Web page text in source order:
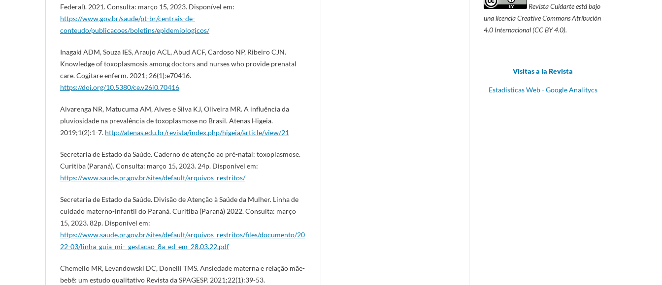
Federal). 2021. Consulta: março 15, 2023. Disponível em:
https://www.gov.br/saude/pt-br/centrais-de-
conteudo/publicacoes/boletins/epidemiologicos/
Inagaki ADM, Souza IES, Araujo ACL, Abud ACF, Cardoso NP, Ribeiro CJN.
Knowledge of toxoplasmosis among doctors and nurses who provide prenatal
care. Cogitare enferm. 2021; 26(1):e70416.
https://doi.org/10.5380/ce.v26i0.70416
Alvarenga NR, Matucuma AM, Alves e Silva KJ, Oliveira MR. A influência da
pluviosidade na prevalência de toxoplasmose no Brasil. Atenas Higeia.
2019;1(2):1-7. http://atenas.edu.br/revista/index.php/higeia/article/view/21
Secretaria de Estado da Saúde. Caderno de atenção ao pré-natal: toxoplasmose.
Curitiba (Paraná). Consulta: março 15, 2023. 24p. Disponível em:
https://www.saude.pr.gov.br/sites/default/arquivos_restritos/
Secretaria de Estado da Saúde. Divisão de Atenção à Saúde da Mulher. Linha de
cuidado materno-infantil do Paraná. Curitiba (Paraná) 2022. Consulta: março
15, 2023. 82p. Disponível em:
https://www.saude.pr.gov.br/sites/default/arquivos_restritos/files/documento/20
22-03/linha_guia_mi-_gestacao_8a_ed_em_28.03.22.pdf
Chemello MR, Levandowski DC, Donelli TMS. Ansiedade materna e relação mãe-
bebê: um estudo qualitativo Revista da SPAGESP. 2021;22(1):39-53.
Revista Cuidarte está bajo
una licencia Creative Commons Atribución
4.0 Internacional (CC BY 4.0).
Visitas a la Revista
Estadisticas Web - Google Analitycs